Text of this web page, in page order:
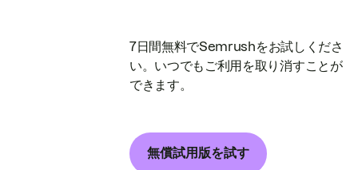
7日間無料でSemrushをお試しくださ
い。いつでもご利用を取り消すことが
できます。
無償試用版を試す